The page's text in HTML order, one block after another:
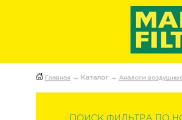
Главная → Каталог → Аналоги